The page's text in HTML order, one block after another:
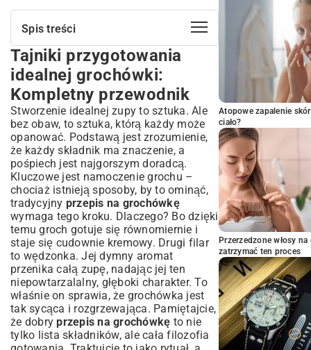
Spis treści
Tajniki przygotowania idealnej
grochówki: Kompletny przewodnik
Grochówka krok po kroku: Prosty przepis
na tradycyjną zupę
Składniki na pyszną grochówkę: Co
musisz wiedzieć przed gotowaniem?
Wybór grochu i wędzonki: Jakie
produkty gwarantują najlepszy smak?
Przygotowanie mięsa i warzyw: Klucz do
głębokiego aromatu grochówki
Gotowanie i doprawianie: Jak osiągnąć
perfekcyjną konsystencję?
Wariacje na temat grochówki: Przepisy
na każdą okazję
Grochówka wegetariańska i wegańska:
Przepis bez mięsa
Grochówka z boczkiem, żeberkami czy
kiełbasą? Tradycyjne dodatki
Szybka grochówka: Jak ugotować ją
ekspresowo w domu?
Tajniki przygotowania
idealnej grochówki:
Kompletny przewodnik
Stworzenie idealnej zupy to sztuka. Ale
bez obaw, to sztuka, którą każdy może
opanować. Podstawą jest zrozumienie,
że każdy składnik ma znaczenie, a
pośpiech jest najgorszym doradcą.
Kluczowe jest namoczenie grochu –
chociaż istnieją sposoby, by to ominąć,
tradycyjny przepis na grochówkę
wymaga tego kroku. Dlaczego? Bo dzięki
temu groch gotuje się równomiernie i
staje się cudownie kremowy. Drugi filar
to wędzonka. Jej dymny aromat
przenika całą zupę, nadając jej ten
niepowtarzalalny, głęboki charakter. To
właśnie on sprawia, że grochówka jest
tak sycąca i rozgrzewająca. Pamiętajcie,
że dobryprzepis na grochówkę to nie
tylko lista składników, ale cała filozofia
Atopowe zapalenie
ciało?
Przerzedzone włosy
zatrzymać ten proces